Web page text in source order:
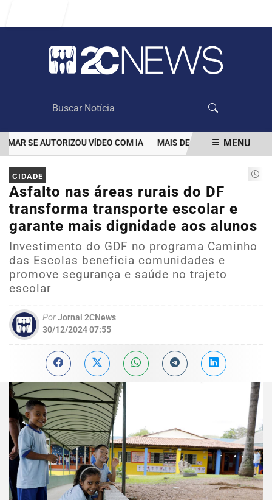
SE AUTORIZOU VÍDEO COM IA MAIS DE 100 MIL CLIENTES
EM ALTA
MENU
CIDADE
Asfalto nas áreas rurais do DF
transforma transporte escolar e
garante mais dignidade aos alunos
Investimento do GDF no programa Caminho
das Escolas beneficia comunidades e
promove segurança e saúde no trajeto
escolar
PorJornal 2CNews
30/12/2024 07:55